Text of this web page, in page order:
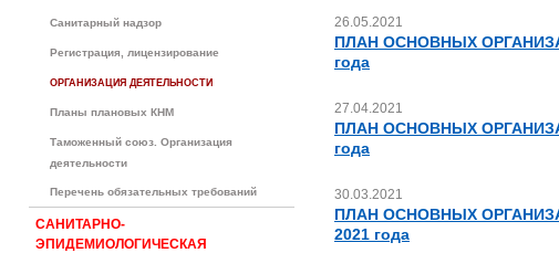
Санитарный надзор
Регистрация, лицензирование
ОРГАНИЗАЦИЯ ДЕЯТЕЛЬНОСТИ
Планы плановых КНМ
Таможенный союз. Организация
деятельности
Перечень обязательных требований
САНИТАРНО-
ЭПИДЕМИОЛОГИЧЕСКАЯ
26.05.2021
ПЛАН ОСНОВНЫХ
года
27.04.2021
ПЛАН ОСНОВНЫХ
года
30.03.2021
ПЛАН ОСНОВНЫХ
2021 года